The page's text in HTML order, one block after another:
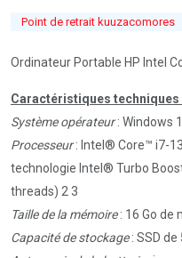
Point de retrait kuuzacomores
Ordinateur Portable HP Intel
Caractéristiques techniques
Système opérateur: Windows
Processeur: Intel®️ Core™️ i7-
technologie Intel®️ Turbo
threads) 2 3
Taille de la mémoire: 16 Go de
Capacité de stockage: SSD de